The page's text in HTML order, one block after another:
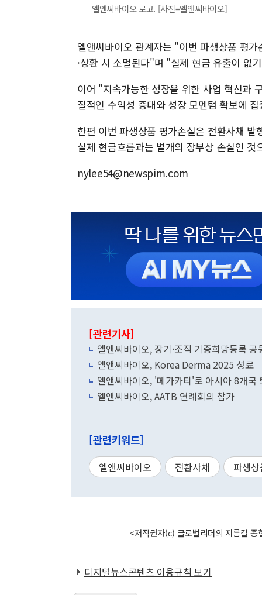
엘앤씨바이오 로고. [사진=엘앤씨바이오]
엘앤씨바이오 관계자는 "이번 파생상품 평
·상환 시 소멸된다"며 "실제 현금 유출이 없
이어 "지속가능한 성장을 위한 사업 혁신과
질적인 수익성 증대와 성장 모멘텀 확보에
한편 이번 파생상품 평가손실은 전환사채
실제 현금흐름과는 별개의 장부상 손실인 것
nylee54@newspim.com
[관련기사]
엘앤씨바이오, 장기·조직 기증희망등록
엘앤씨바이오, Korea Derma 2025 성료
엘앤씨바이오, '메가카티'로 아시아 8개국
엘앤씨바이오, AATB 연례회의 참가
[관련키워드]
엘앤씨바이오 전환사채 파생
<저작권자(c) 글로벌리더의 지름길
디지털뉴스콘텐츠 이용규칙 보기